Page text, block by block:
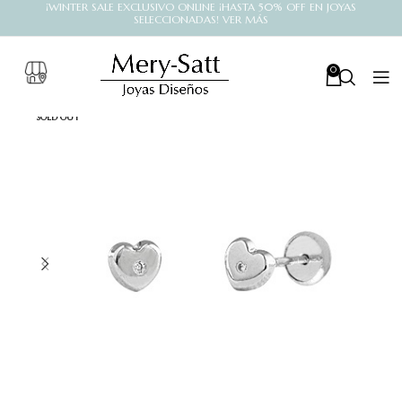
¡WINTER SALE EXCLUSIVO ONLINE ¡HASTA 50% OFF EN JOYAS
SELECCIONADAS! VER MÁS
0
SOLD OUT